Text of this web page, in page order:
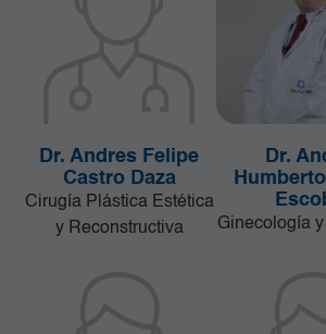
Dr. Andres Felipe
Castro Daza
Cirugía Plástica Estética
y Reconstructiva
Dr.
Ginecología